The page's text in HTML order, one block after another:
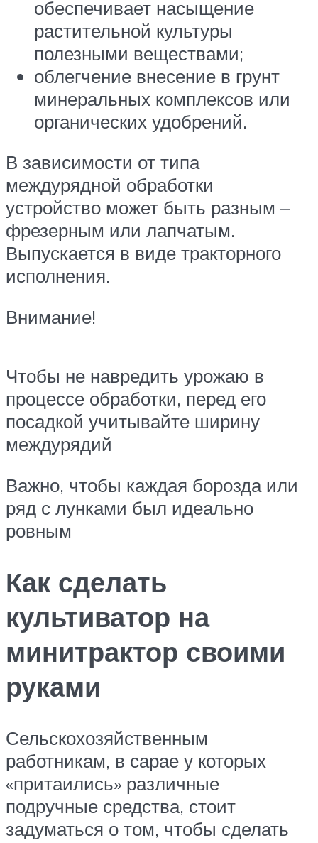
обеспечивает насыщение
растительной культуры
полезными веществами;
облегчение внесение в грунт
минеральных комплексов или
органических удобрений.
В зависимости от типа
междурядной обработки
устройство может быть разным –
фрезерным или лапчатым.
Выпускается в виде тракторного
исполнения.
Внимание!
Чтобы не навредить урожаю в
процессе обработки, перед его
посадкой учитывайте ширину
междурядий
Важно, чтобы каждая борозда или
ряд с лунками был идеально
ровным
Как сделать
культиватор на
минитрактор своими
руками
Сельскохозяйственным
работникам, в сарае у которых
«притаились» различные
подручные средства, стоит
задуматься о том, чтобы сделать